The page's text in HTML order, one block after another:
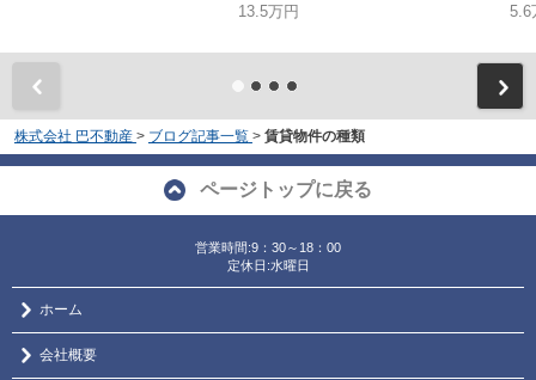
13.5万円
5.6
株式会社 巴不動産 > ブログ記事一覧 > 賃貸物件の種類
ページトップに戻る
営業時間:9：30～18：00
定休日:水曜日
ホーム
会社概要